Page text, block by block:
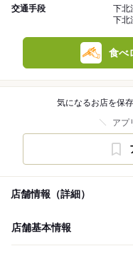
交通手段
下北
下北
食べ
気になるお店を保
アプ
店舗情報（詳細）
店舗基本情報